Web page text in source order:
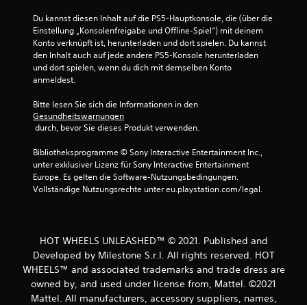
S
t
e
n
s
2
Du kannst diesen Inhalt auf die PS5-Hauptkonsole, die (über die
Einstellung „Konsolenfreigabe und Offline-Spiel“) mit deinem
Konto verknüpft ist, herunterladen und dort spielen. Du kannst
den Inhalt auch auf jede andere PS5-Konsole herunterladen
und dort spielen, wenn du dich mit demselben Konto
anmeldest.
Bitte lesen Sie sich die Informationen in den
Gesundheitswarnungen
durch, bevor Sie dieses Produkt verwenden.
Bibliotheksprogramme © Sony Interactive Entertainment Inc.,
unter exklusiver Lizenz für Sony Interactive Entertainment
Europe. Es gelten die Software-Nutzungsbedingungen.
Vollständige Nutzungsrechte unter eu.playstation.com/legal.
HOT WHEELS UNLEASHED™ © 2021. Published and
Developed by Milestone S.r.l. All rights reserved. HOT
WHEELS™ and associated trademarks and trade dress are
owned by, and used under license from, Mattel. ©2021
Mattel. All manufacturers, accessory suppliers, names,